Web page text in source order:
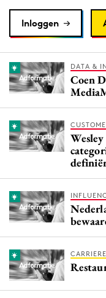
Purpose Marketing
Reputatie & crisis
Inloggen
DATA &
Coen
CARRIERE